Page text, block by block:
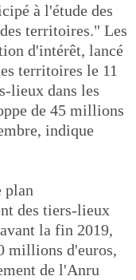
à l'étude des
territoires." Les
d'intérêt, lancé
territoires le 11
lieux dans les
de 45 millions
indique
plan
des tiers-lieux
la fin 2019,
millions d'euros,
de l'Anru